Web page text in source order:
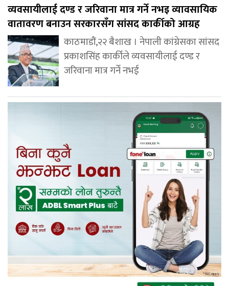
व्यवसायीलाई दण्ड र जरिवाना मात्र गर्ने नभइ व्यावसायिक
वातावरण बनाउन सरकारसँग सांसद कार्कीको आग्रह
काठमाडौं,२२ बैशाख । नेपाली कांग्रेसका सांसद
प्रकाशसिंह कार्कीले व्यवसायीलाई दण्ड र
जरिवाना मात्र गर्ने नभई